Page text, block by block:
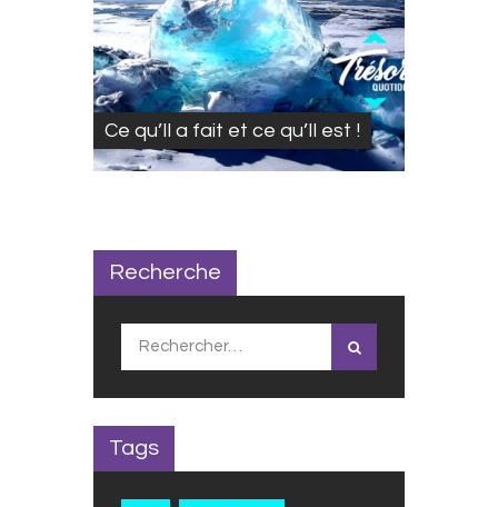
Ce qu’Il a fait et ce qu’Il est !
Recherche
Rechercher :
Tags